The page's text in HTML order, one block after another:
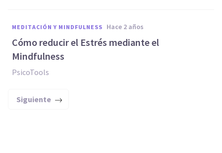
MEDITACIÓN Y MINDFULNESS hace 2 años
Cómo reducir el Estrés mediante el
Mindfulness
PsicoTools
Siguiente